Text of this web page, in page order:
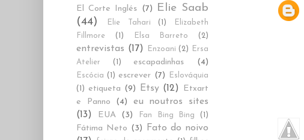
El Corte Inglés (7)
Elie Saab
(44)
Elie Tahari (1)
Elizabeth
Fillmore
(1) Elsa Barreto (2)
entrevistas (17) Enzoani (2)
Ersa
Atelier
(1) escapadinhas (4)
Escócia (1) escrever (7)
Eslováquia
(1)
etiqueta (9) Etsy (12)
Etxart
e Panno
(4)
eu noutros sites
(13)
EUA (3) Fan Bing Bing (1)
Fátima Neto (3)
Fato do noivo